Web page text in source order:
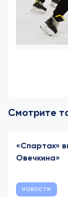
Смотрите
«Спартак»
Овечкина»
НОВОСТИ